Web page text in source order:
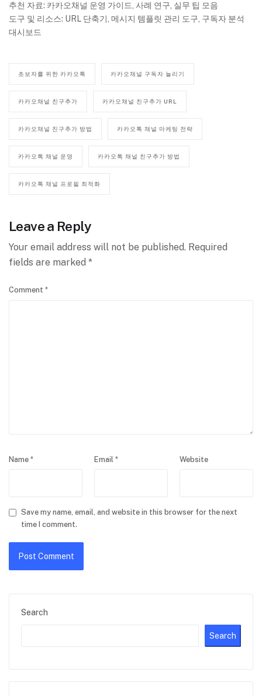
Search
Search
추천 자료: 카카오채널 운영 가이드, 사례 연구, 실무 팁 모음
도구 및 리소스: URL 단축기, 메시지 템플릿 관리 도구, 구독자 분석
대시보드
초보자를 위한 카카오톡 카카오채널 구독자 늘리기
카카오채널 친구추가 카카오채널 친구추가 URL
카카오채널 친구추가 방법 카카오톡 채널 마케팅 전략
카카오톡 채널 운영 카카오톡 채널 친구추가 방법
카카오톡 채널 프로필 최적화
Leave a Reply
Your email address will not be published. Required
fields are marked *
Comment *
Name * Email * Website
Save my name, email, and website in this browser for the next
time I comment.